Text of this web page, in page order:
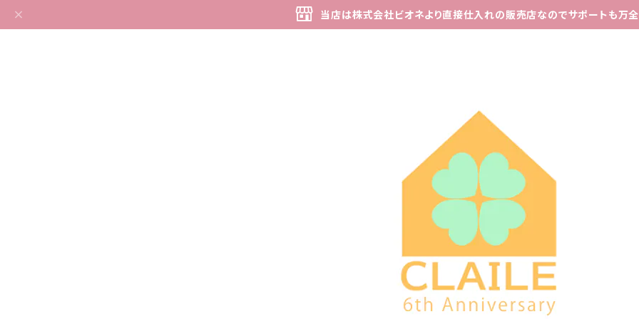
当店は株式会社ビオネより直接仕入れの販売店なのでサポートも万全